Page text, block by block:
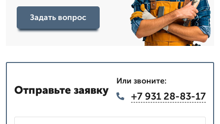
Задать вопрос
Отправьте заявку
Или звоните:
+7 931 28-83-17